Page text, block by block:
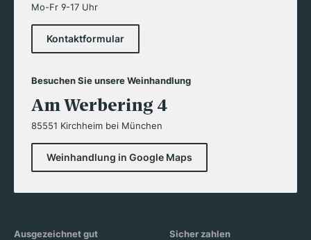
Mo-Fr 9-17 Uhr
Kontaktformular
Besuchen Sie unsere Weinhandlung
Am Werbering 4
85551 Kirchheim bei München
Weinhandlung in Google Maps
Ausgezeichnet gut Sicher zahlen